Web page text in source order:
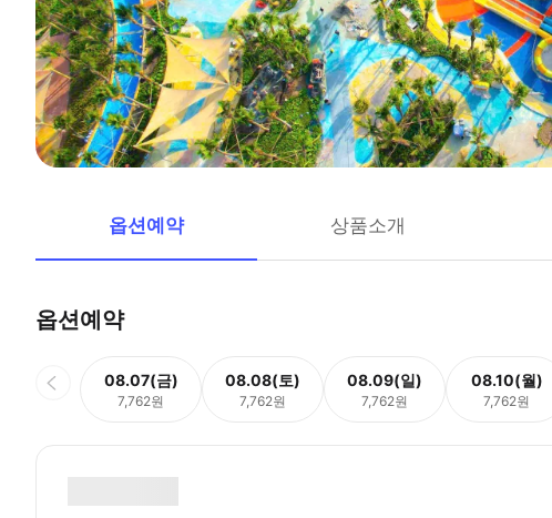
옵션예약 상품소개
옵션예약
08.07(금)
7,762원
08.08(토)
7,762원
08.09(일)
7,762원
08.10(월)
7,762원